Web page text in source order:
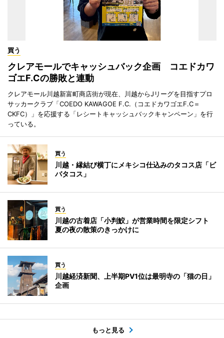
買う
クレアモールでキャッシュバック企画 コエドカワ
ゴエF.Cの勝敗と連動
クレアモール川越新富町商店街が現在、川越からJリーグを目指すプロ
サッカークラブ「COEDO KAWAGOE F.C.（コエドカワゴエF.C＝
CKFC）」を応援する「レシートキャッシュバックキャンペーン」を行
っている。
買う
川越・縁結び横丁にメキシコ仕込みのタコス店「ビ
バタコス」
買う
川越の古着店「小判鮫」が営業時間を限定シフト
夏の夜の散策のきっかけに
買う
川越経済新聞、上半期PV1位は最明寺の「猫の日」
企画
もっと見る